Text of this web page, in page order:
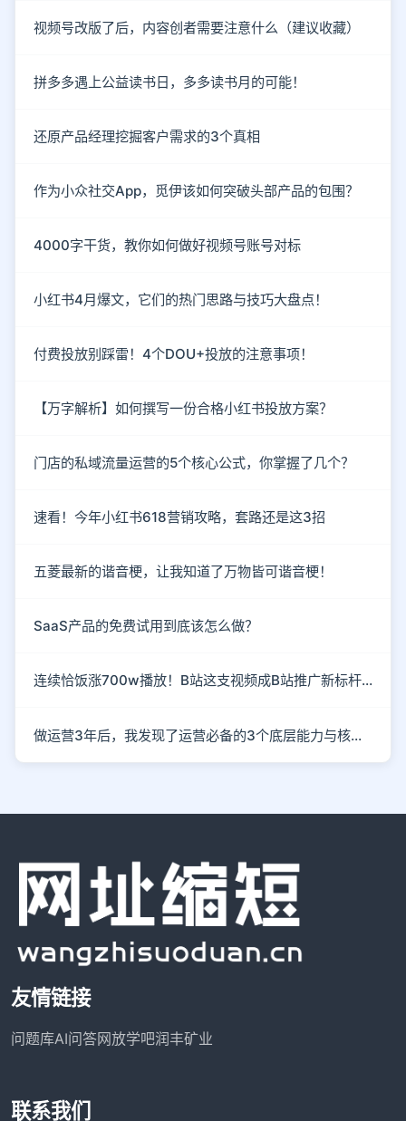
视频号改版了后，内容创者需要注意什么（建议收藏）
拼多多遇上公益读书日，多多读书月的可能！
还原产品经理挖掘客户需求的3个真相
作为小众社交App，觅伊该如何突破头部产品的包围？
4000字干货，教你如何做好视频号账号对标
小红书4月爆文，它们的热门思路与技巧大盘点！
付费投放别踩雷！4个DOU+投放的注意事项！
【万字解析】如何撰写一份合格小红书投放方案？
门店的私域流量运营的5个核心公式，你掌握了几个？
速看！今年小红书618营销攻略，套路还是这3招
五菱最新的谐音梗，让我知道了万物皆可谐音梗！
SaaS产品的免费试用到底该怎么做？
连续恰饭涨700w播放！B站这支视频成B站推广新标杆！
做运营3年后，我发现了运营必备的3个底层能力与核心思维
友情链接
问题库AI问答网放学吧润丰矿业
联系我们